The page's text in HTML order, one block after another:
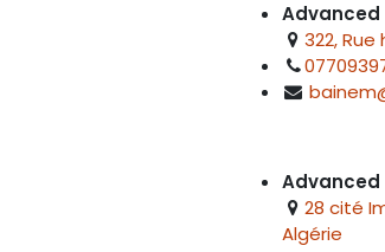
Advanced
322,
Advanced
28 cité
Algérie